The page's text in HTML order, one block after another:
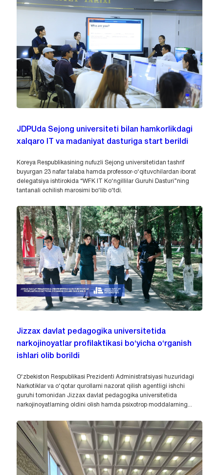
JDPUda Sejong universiteti bilan hamkorlikdagi
xalqaro IT va madaniyat dasturiga start berildi
Koreya Respublikasining nufuzli Sejong universitetidan tashrif
buyurgan 23 nafar talaba hamda professor-o‘qituvchilardan iborat
delegatsiya ishtirokida “WFK IT Ko‘ngillilar Guruhi Dasturi”ning
tantanali ochilish marosimi bo‘lib o‘tdi.
Jizzax davlat pedagogika universitetida
narkojinoyatlar profilaktikasi bo‘yicha o‘rganish
ishlari olib borildi
O‘zbekiston Respublikasi Prezidenti Administratsiyasi huzuridagi
Narkotiklar va o‘qotar qurollarni nazorat qilish agentligi ishchi
guruhi tomonidan Jizzax davlat pedagogika universitetida
narkojinoyatlarning oldini olish hamda psixotrop moddalarning...